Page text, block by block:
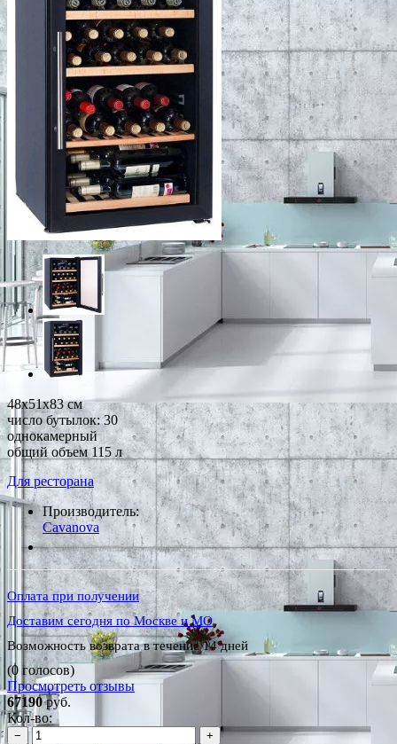
48x51x83 см
число бутылок: 30
однокамерный
общий объем 115 л
Для ресторана
Производитель:
Cavanova
*Наличие уточняйте у менеджера
Оплата при получении
Доставим сегодня по Москве и МО
Возможность возврата в течение 14 дней
(0 голосов)
Просмотреть отзывы
67190руб.
Кол-во:
−
+